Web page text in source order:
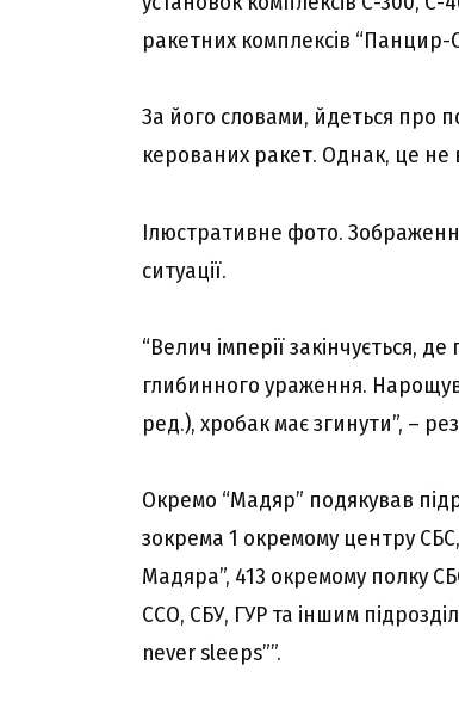
ракетних комплексів “Панцир-
За його словами, йдеться про
керованих ракет. Однак, це не
Ілюстративне фото.
ситуації.
“Велич імперії закінчується,
глибинного ураження.
ред.), хробак має згинути”, –
Окремо “Мадяр” подякував
зокрема 1 окремому центру
Мадяра”, 413 окремому полку
ССО, СБУ, ГУР та іншим
never sleeps””.